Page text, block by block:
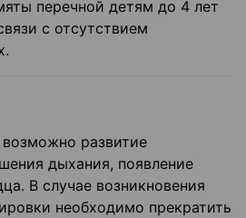
перечной детям до 4 лет
с отсутствием
развитие
дыхания, появление
В случае возникновения
необходимо прекратить